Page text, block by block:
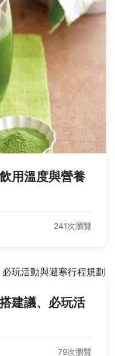
用溫度與營養
241次瀏覽
建議、必玩活
79次瀏覽